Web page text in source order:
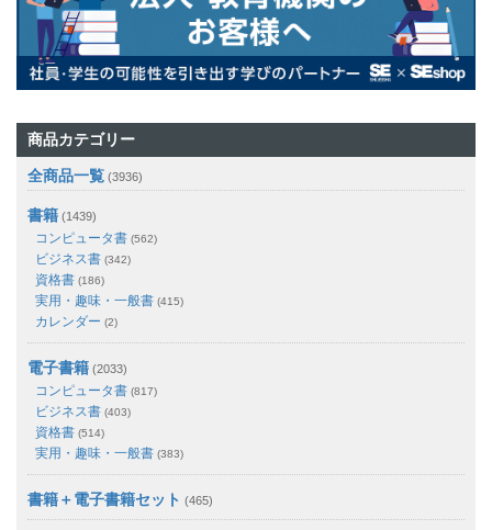
商品カテゴリー
全商品一覧 (3936)
書籍 (1439)
コンピュータ書 (562)
ビジネス書 (342)
資格書 (186)
実用・趣味・一般書 (415)
カレンダー (2)
電子書籍 (2033)
コンピュータ書 (817)
ビジネス書 (403)
資格書 (514)
実用・趣味・一般書 (383)
書籍＋電子書籍セット (465)